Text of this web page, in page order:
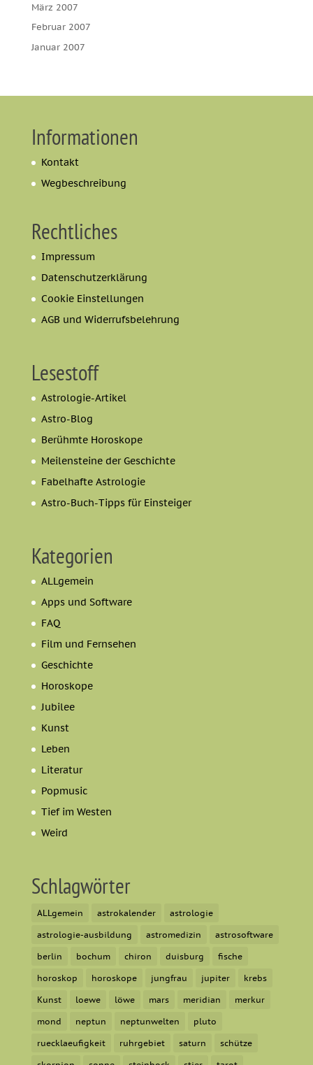
März 2007
Februar 2007
Januar 2007
Informationen
Kontakt
Wegbeschreibung
Rechtliches
Impressum
Datenschutzerklärung
Cookie Einstellungen
AGB und Widerrufsbelehrung
Lesestoff
Astrologie-Artikel
Astro-Blog
Berühmte Horoskope
Meilensteine der Geschichte
Fabelhafte Astrologie
Astro-Buch-Tipps für Einsteiger
Kategorien
ALLgemein
Apps und Software
FAQ
Film und Fernsehen
Geschichte
Horoskope
Jubilee
Kunst
Leben
Literatur
Popmusic
Tief im Westen
Weird
Schlagwörter
ALLgemein astrokalender astrologie
astrologie-ausbildung astromedizin astrosoftware
berlin bochum chiron duisburg fische
horoskop horoskope jungfrau jupiter krebs
Kunst loewe löwe mars meridian merkur
mond neptun neptunwelten pluto
ruecklaeufigkeit ruhrgebiet saturn schütze